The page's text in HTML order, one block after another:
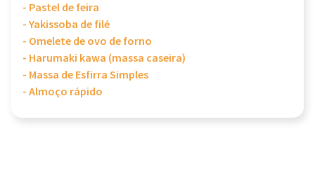
- Pastel de feira
- Yakissoba de filé
- Omelete de ovo de forno
- Harumaki kawa (massa caseira)
- Massa de Esfirra Simples
- Almoço rápido